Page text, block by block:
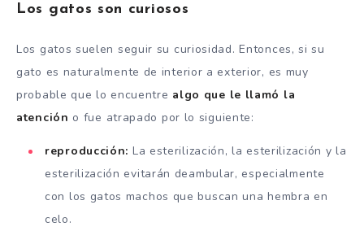
Los gatos son curiosos
Los gatos suelen seguir su curiosidad. Entonces, si su
gato es naturalmente de interior a exterior, es muy
probable que lo encuentre algo que le llamó la
atención o fue atrapado por lo siguiente:
reproducción: La esterilización, la esterilización y la
esterilización evitarán deambular, especialmente
con los gatos machos que buscan una hembra en
celo.